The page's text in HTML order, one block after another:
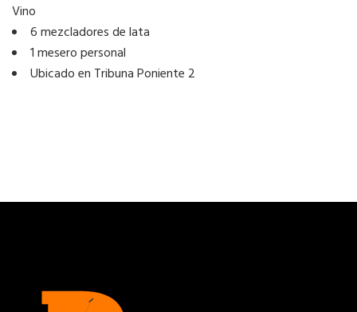
Vino
6 mezcladores de lata
1 mesero personal
Ubicado en Tribuna Poniente 2